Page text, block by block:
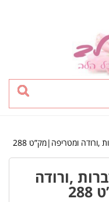
,ורודה ומטריפה|מק”ט 288
,ורודה